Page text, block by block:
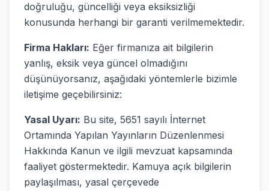
doğruluğu, güncelliği veya eksiksizliği
konusunda herhangi bir garanti verilmemektedir.
Firma Hakları: Eğer firmanıza ait bilgilerin
yanlış, eksik veya güncel olmadığını
düşünüyorsanız, aşağıdaki yöntemlerle bizimle
iletişime geçebilirsiniz:
Yasal Uyarı: Bu site, 5651 sayılı İnternet
Ortamında Yapılan Yayınların Düzenlenmesi
Hakkında Kanun ve ilgili mevzuat kapsamında
faaliyet göstermektedir. Kamuya açık bilgilerin
paylaşılması, yasal çerçevede